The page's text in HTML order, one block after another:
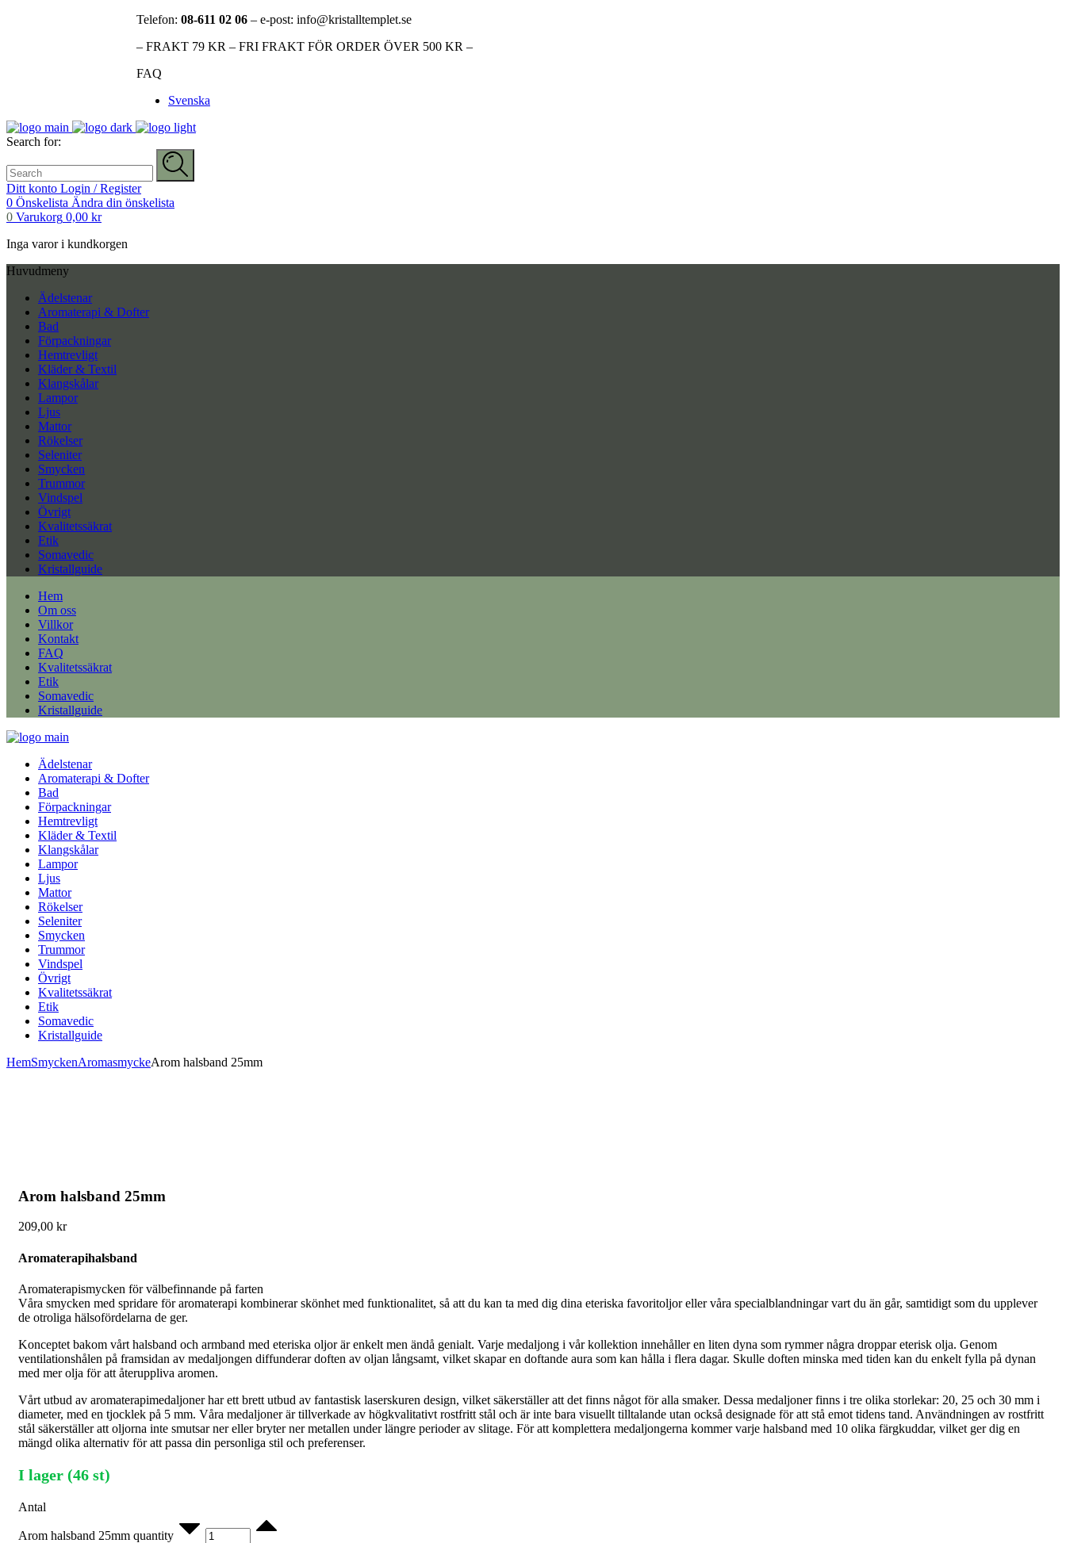
Telefon: 08-611 02 06 – e-post: info@kristalltemplet.se
– FRAKT 79 KR – FRI FRAKT FÖR ORDER ÖVER 500 KR –
FAQ
Svenska
Search for:
Ditt konto Login / Register
0 Önskelista Ändra din önskelista
0 Varukorg 0,00 kr
Inga varor i kundkorgen
Huvudmeny
Ädelstenar
Aromaterapi & Dofter
Bad
Förpackningar
Hemtrevligt
Kläder & Textil
Klangskålar
Lampor
Ljus
Mattor
Rökelser
Seleniter
Smycken
Trummor
Vindspel
Övrigt
Kvalitetssäkrat
Etik
Somavedic
Kristallguide
Hem
Om oss
Villkor
Kontakt
FAQ
Kvalitetssäkrat
Etik
Somavedic
Kristallguide
Ädelstenar
Aromaterapi & Dofter
Bad
Förpackningar
Hemtrevligt
Kläder & Textil
Klangskålar
Lampor
Ljus
Mattor
Rökelser
Seleniter
Smycken
Trummor
Vindspel
Övrigt
Kvalitetssäkrat
Etik
Somavedic
Kristallguide
HemSmyckenAromasmyckeArom halsband 25mm
Arom halsband 25mm
209,00 kr
Aromaterapihalsband
Aromaterapismycken för välbefinnande på farten
Våra smycken med spridare för aromaterapi kombinerar skönhet med funktionalitet, så att du kan ta med dig dina eteriska favoritoljor eller våra specialblandningar vart du än går, samtidigt som du upplever
de otroliga hälsofördelarna de ger.
Konceptet bakom vårt halsband och armband med eteriska oljor är enkelt men ändå genialt. Varje medaljong i vår kollektion innehåller en liten dyna som rymmer några droppar eterisk olja. Genom
ventilationshålen på framsidan av medaljongen diffunderar doften av oljan långsamt, vilket skapar en doftande aura som kan hålla i flera dagar. Skulle doften minska med tiden kan du enkelt fylla på dynan
med mer olja för att återuppliva aromen.
Vårt utbud av aromaterapimedaljoner har ett brett utbud av fantastisk laserskuren design, vilket säkerställer att det finns något för alla smaker. Dessa medaljoner finns i tre olika storlekar: 20, 25 och 30 mm i
diameter, med en tjocklek på 5 mm. Våra medaljoner är tillverkade av högkvalitativt rostfritt stål och är inte bara visuellt tilltalande utan också designade för att stå emot tidens tand. Användningen av rostfritt
stål säkerställer att oljorna inte smutsar ner eller bryter ner metallen under längre perioder av slitage. För att komplettera medaljongerna kommer varje halsband med 10 olika färgkuddar, vilket ger dig en
mängd olika alternativ för att passa din personliga stil och preferenser.
I lager (46 st)
Antal
Arom halsband 25mm quantity